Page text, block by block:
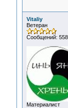
Vitaliy
Ветеран
Сообщений:
Материалист